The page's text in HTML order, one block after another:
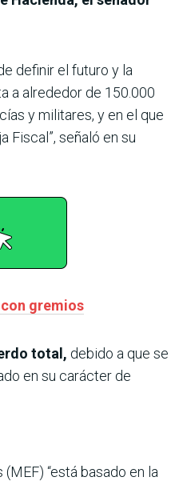
definir el futuro y la
a alrededor de 150.000
y militares, y en el que
Fiscal”, señaló en su
gremios
total, debido a que se
en su carácter de
“está basado en la